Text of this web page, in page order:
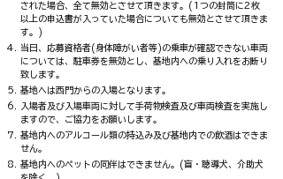
された場合、全て無効とさせて頂きます。(1つの封筒に2枚
以上の申込書が入っていた場合についても無効とさせて頂きま
す。)
当日、応募資格者(身体障がい者等)の乗車が確認できない車両
については、駐車券を無効とし、基地内への乗り入れをお断り
致します。
基地へは西門からの入場となります。
入場者及び入場車両に対して手荷物検査及び車両検査を実施し
ますので、ご協力をお願いします。
基地内へのアルコール類の持込み及び基地内での飲酒はできま
せん。
基地内へのペットの同伴はできません。(盲・聴導犬、介助犬
を除く。)